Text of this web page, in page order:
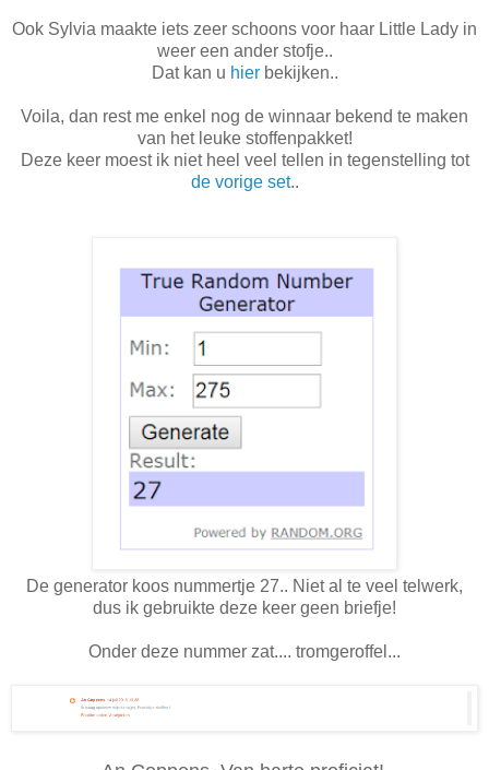
Ook Sylvia maakte iets zeer schoons voor haar Little Lady in
weer een ander stofje..
Dat kan u hierbekijken..
Voila, dan rest me enkel nog de winnaar bekend te maken
van het leuke stoffenpakket!
Deze keer moest ik niet heel veel tellen in tegenstelling tot
de vorige set..
De generator koos nummertje 27.. Niet al te veel telwerk,
dus ik gebruikte deze keer geen briefje!
Onder deze nummer zat.... tromgeroffel...